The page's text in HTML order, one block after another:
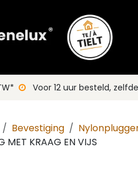
Voor 12 uur besteld,
Bevestiging
MET KRAAG EN VIJS